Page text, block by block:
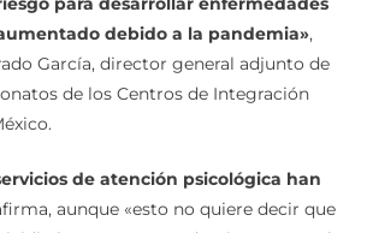
para desarrollar enfermedades
debido a la pandemia» ,
García, director general adjunto de
de los Centros de Integración
de atención psicológica han